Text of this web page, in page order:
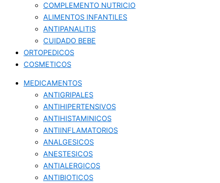
COMPLEMENTO NUTRICIO
ALIMENTOS INFANTILES
ANTIPANALITIS
CUIDADO BEBE
ORTOPEDICOS
COSMETICOS
MEDICAMENTOS
ANTIGRIPALES
ANTIHIPERTENSIVOS
ANTIHISTAMINICOS
ANTIINFLAMATORIOS
ANALGESICOS
ANESTESICOS
ANTIALERGICOS
ANTIBIOTICOS